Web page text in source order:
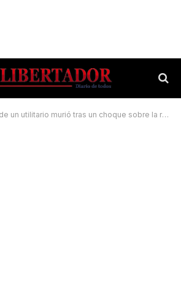
un utilitario murió tras un choque sobre la ruta 12